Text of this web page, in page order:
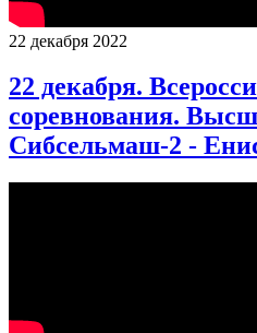
22 декабря 2022
22 декабря.
соревнования.
Сибсельмаш-2 -